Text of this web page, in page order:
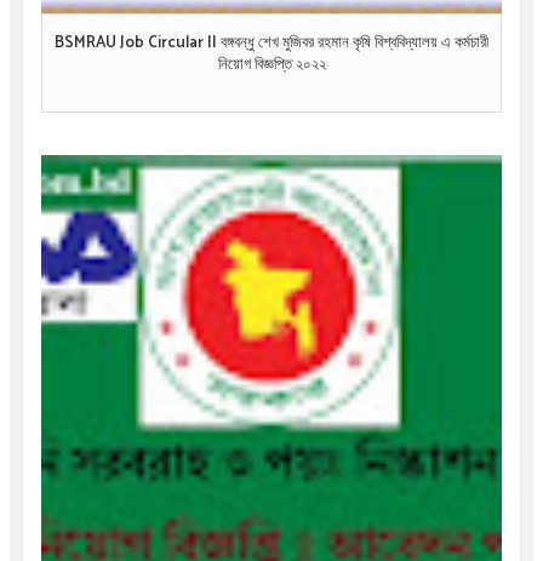
BSMRAU Job Circular || বঙ্গবন্ধু শেখ মুজিবর রহমান কৃষি বিশ্ববিদ্যালয় এ কর্মচারী
নিয়োগ বিজ্ঞপ্তি ২০২২